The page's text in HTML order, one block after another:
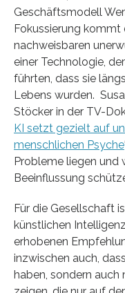
Geschäftsmodell
Fokussierung
nachweisbaren
einer Technologie,
führten, dass sie
Lebens wurden.
Stöcker in der TV-
KI setzt gezielt auf
menschlichen Psyche
Probleme liegen und
Beeinflussung
Für die Gesellschaft
künstlichen
erhobenen
inzwischen auch,
haben, sondern auch